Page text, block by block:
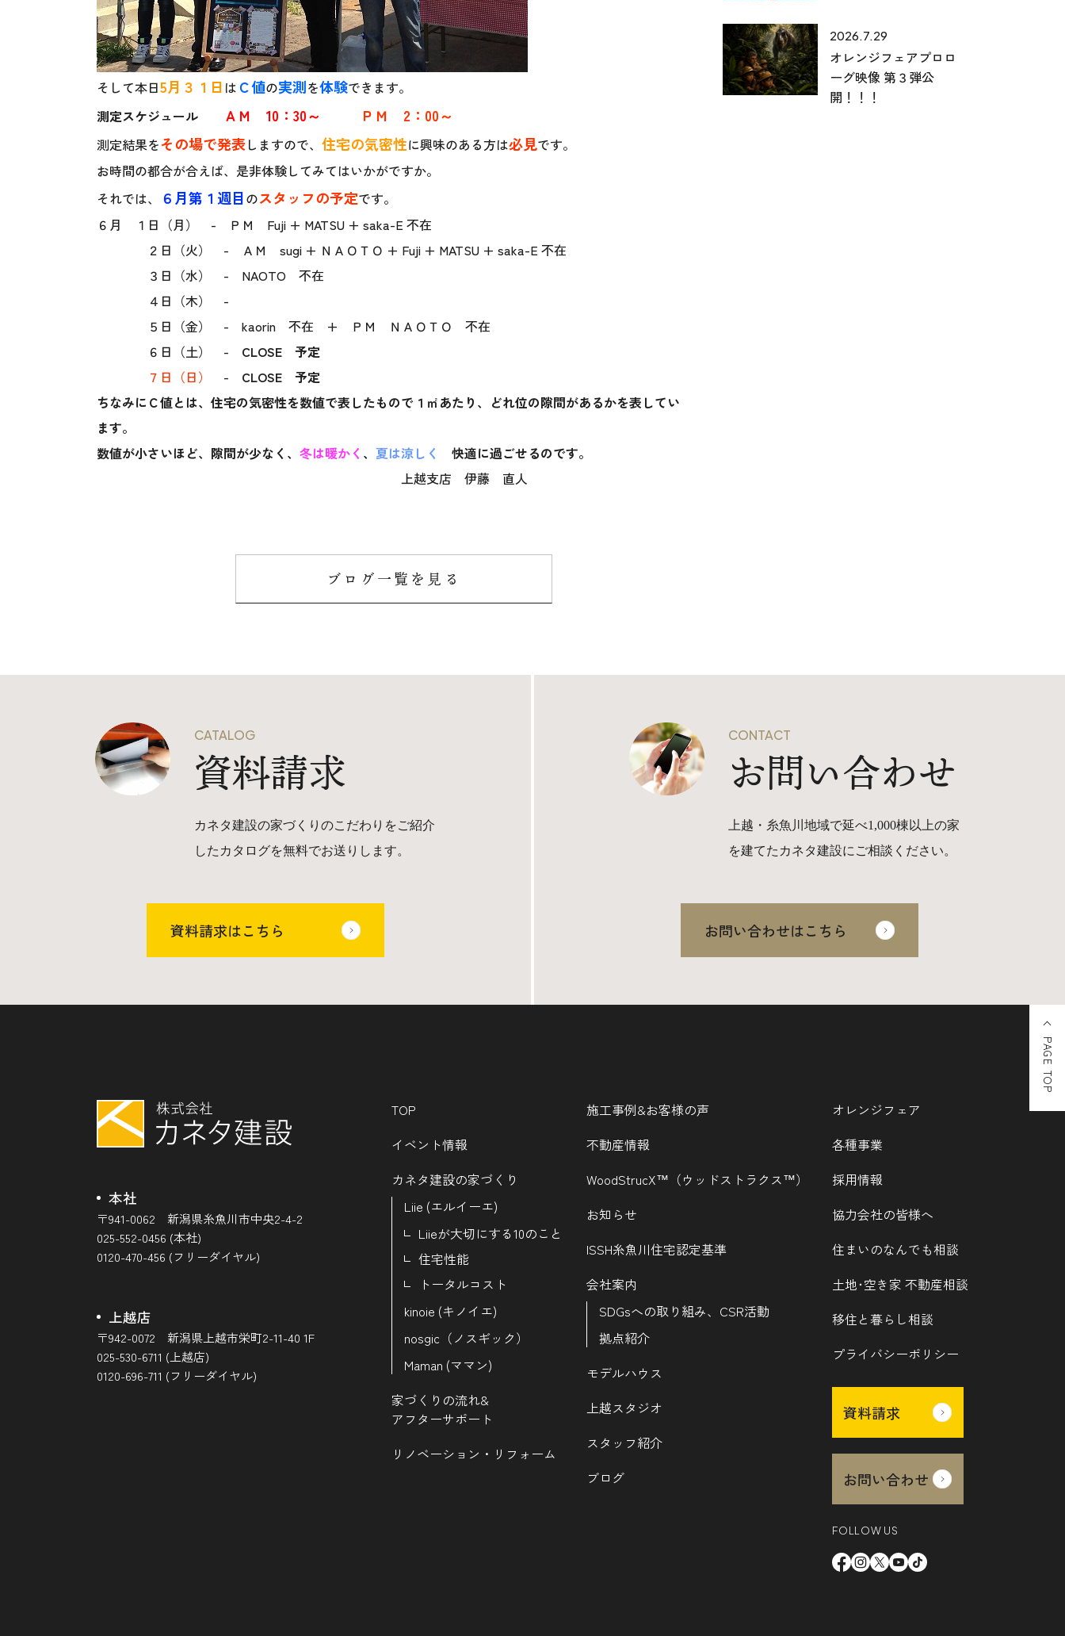
そして本日5月３１日 はＣ値の実測を体験できます。
測定スケジュール
ＡＭ 10：30～ ＰＭ 2：00～
測定結果をその場で発表しますので、 住宅の気密性に興味のある方は必見です。
お時間の都合が合えば、是非体験してみてはいかがですか。
それでは、
６月第１週目のスタッフの予定です。
６月 １日（月） - ＰＭ Fuji + MATSU + saka-E 不在
２日（火） - ＡＭ sugi + ＮＡＯＴＯ + Fuji + MATSU + saka-E 不在
３日（水） - NAOTO 不在
４日（木） -
５日（金） - kaorin 不在 + ＰＭ ＮＡＯＴＯ 不在
６日（土） - CLOSE 予定
７日（日）
- CLOSE 予定
ちなみにＣ値とは、住宅の気密性を数値で表したもので１㎡あたり、どれ位の隙間があるかを表してい
ます。
数値が小さいほど、隙間が少なく、 冬は暖かく 、 夏は涼しく
快適に過ごせるのです。
上越支店 伊藤 直人
ブログ一覧を見る
2026.7.29
オレンジフェアプロロ
ーグ映像 第３弾公
開！！！
CATALOG
資料請求
カネタ建設の家づくりのこだわりをご紹介
したカタログを無料でお送りします。
資料請求はこちら
CONTACT
お問い合わせ
上越・糸魚川地域で延べ1,000棟以上の家
を建てたカネタ建設にご相談ください。
お問い合わせはこちら
本社
〒941-0062 新潟県糸魚川市中央2-4-2
025-552-0456 (本社)
0120-470-456 (フリーダイヤル)
上越店
〒942-0072 新潟県上越市栄町2-11-40 1F
025-530-6711 (上越店)
0120-696-711 (フリーダイヤル)
TOP
イベント情報
カネタ建設の家づくり
Liie (エルイーエ)
Liieが大切にする10のこと
住宅性能
トータルコスト
kinoie (キノイエ)
nosgic（ノスギック）
Maman (ママン)
家づくりの流れ&
アフターサポート
リノベーション・リフォーム
施工事例&お客様の声
不動産情報
WoodStrucX™（ウッドストラクス™）
お知らせ
ISSH糸魚川住宅認定基準
会社案内
SDGsへの取り組み、CSR活動
拠点紹介
モデルハウス
上越スタジオ
スタッフ紹介
ブログ
オレンジフェア
各種事業
採用情報
協力会社の皆様へ
住まいのなんでも相談
土地･空き家 不動産相談
移住と暮らし相談
プライバシーポリシー
資料請求
お問い合わせ
FOLLOW US
PAGE TOP